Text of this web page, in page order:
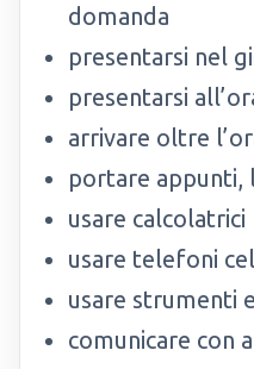
domanda
presentarsi nel
presentarsi
arrivare oltre
portare appunti,
usare calcolatrici
usare telefoni
usare strumenti
comunicare con